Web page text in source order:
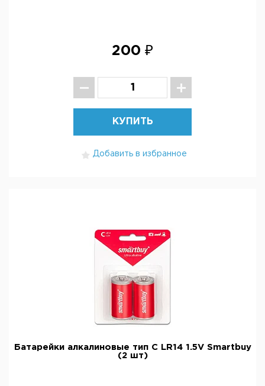
200 ₽
КУПИТЬ
Добавить в избранное
Батарейки алкалиновые тип C LR14 1.5V Smartbuy
(2 шт)